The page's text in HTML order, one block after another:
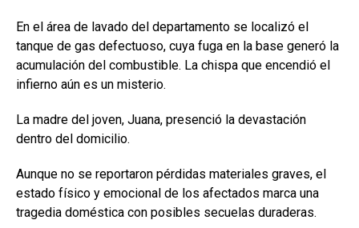
En el área de lavado del departamento se localizó el
tanque de gas defectuoso, cuya fuga en la base generó la
acumulación del combustible. La chispa que encendió el
infierno aún es un misterio.
La madre del joven, Juana, presenció la devastación
dentro del domicilio.
Aunque no se reportaron pérdidas materiales graves, el
estado físico y emocional de los afectados marca una
tragedia doméstica con posibles secuelas duraderas.